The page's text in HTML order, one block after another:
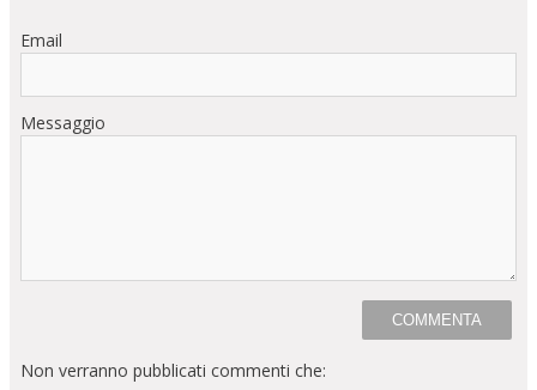
Email
Messaggio
Non verranno pubblicati commenti che: